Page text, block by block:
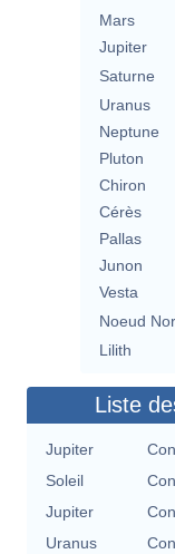
Mars
Jupiter
Saturne
Uranus
Neptune
Pluton
Chiron
Cérès
Pallas
Junon
Vesta
Noeud
Lilith
Liste
Jupiter
Soleil
Jupiter
Uranus